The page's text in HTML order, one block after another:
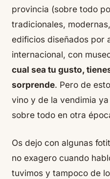
provincia (sobre todo
tradicionales,
edificios diseñados por
internacional, con
cual sea tu gusto,
sorprende. Pero de
vino y de la vendimia
sobre todo en otra
Os dejo con algunas
no exagero cuando
tuvimos y tampoco de